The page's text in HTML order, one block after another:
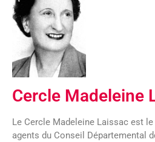
Cercle Madeleine
Le Cercle Madeleine Laissac est
agents du Conseil Départemental